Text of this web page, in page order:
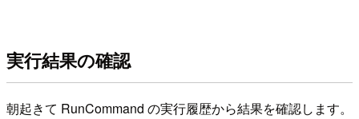
実行結果の確認
朝起きて RunCommand の実行履歴から結果を確認します。